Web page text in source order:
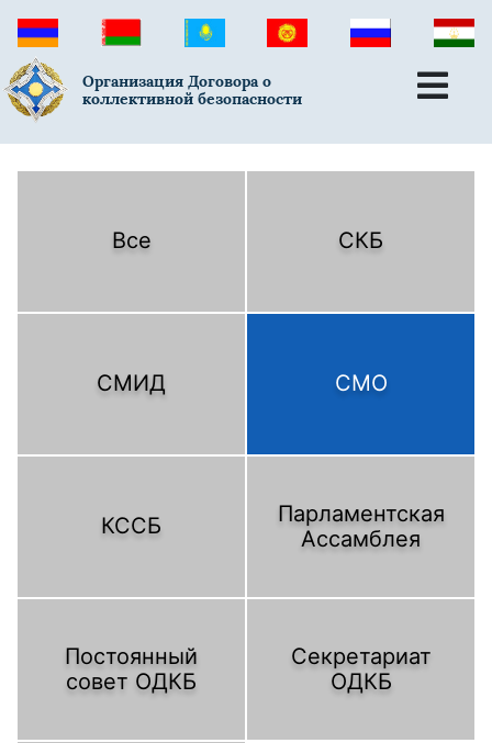
Организация Договора о
коллективной безопасности
Все СКБ
СМИД СМО
КССБ
Парламентская
Ассамблея
Постоянный
совет ОДКБ
Секретариат
ОДКБ